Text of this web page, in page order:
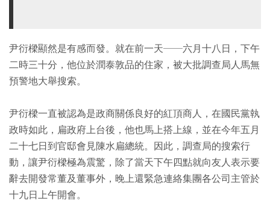
尹衍樑顯然是有感而發。就在前一天──六月十八日，下午
二時三十分，他位於潤泰敦品的住家，被大批調查局人馬無
預警地大舉搜索。
尹衍樑一直被認為是政商關係良好的紅頂商人，在國民黨執
政時如此，扁政府上台後，他也馬上搭上線，並在今年五月
二十七日到官邸會見陳水扁總統。因此，調查局的搜索行
動，讓尹衍樑極為震驚，除了當天下午四點就向友人表示要
辭去開發常董及董事外，晚上還緊急連絡集團各公司主管於
十九日上午開會。